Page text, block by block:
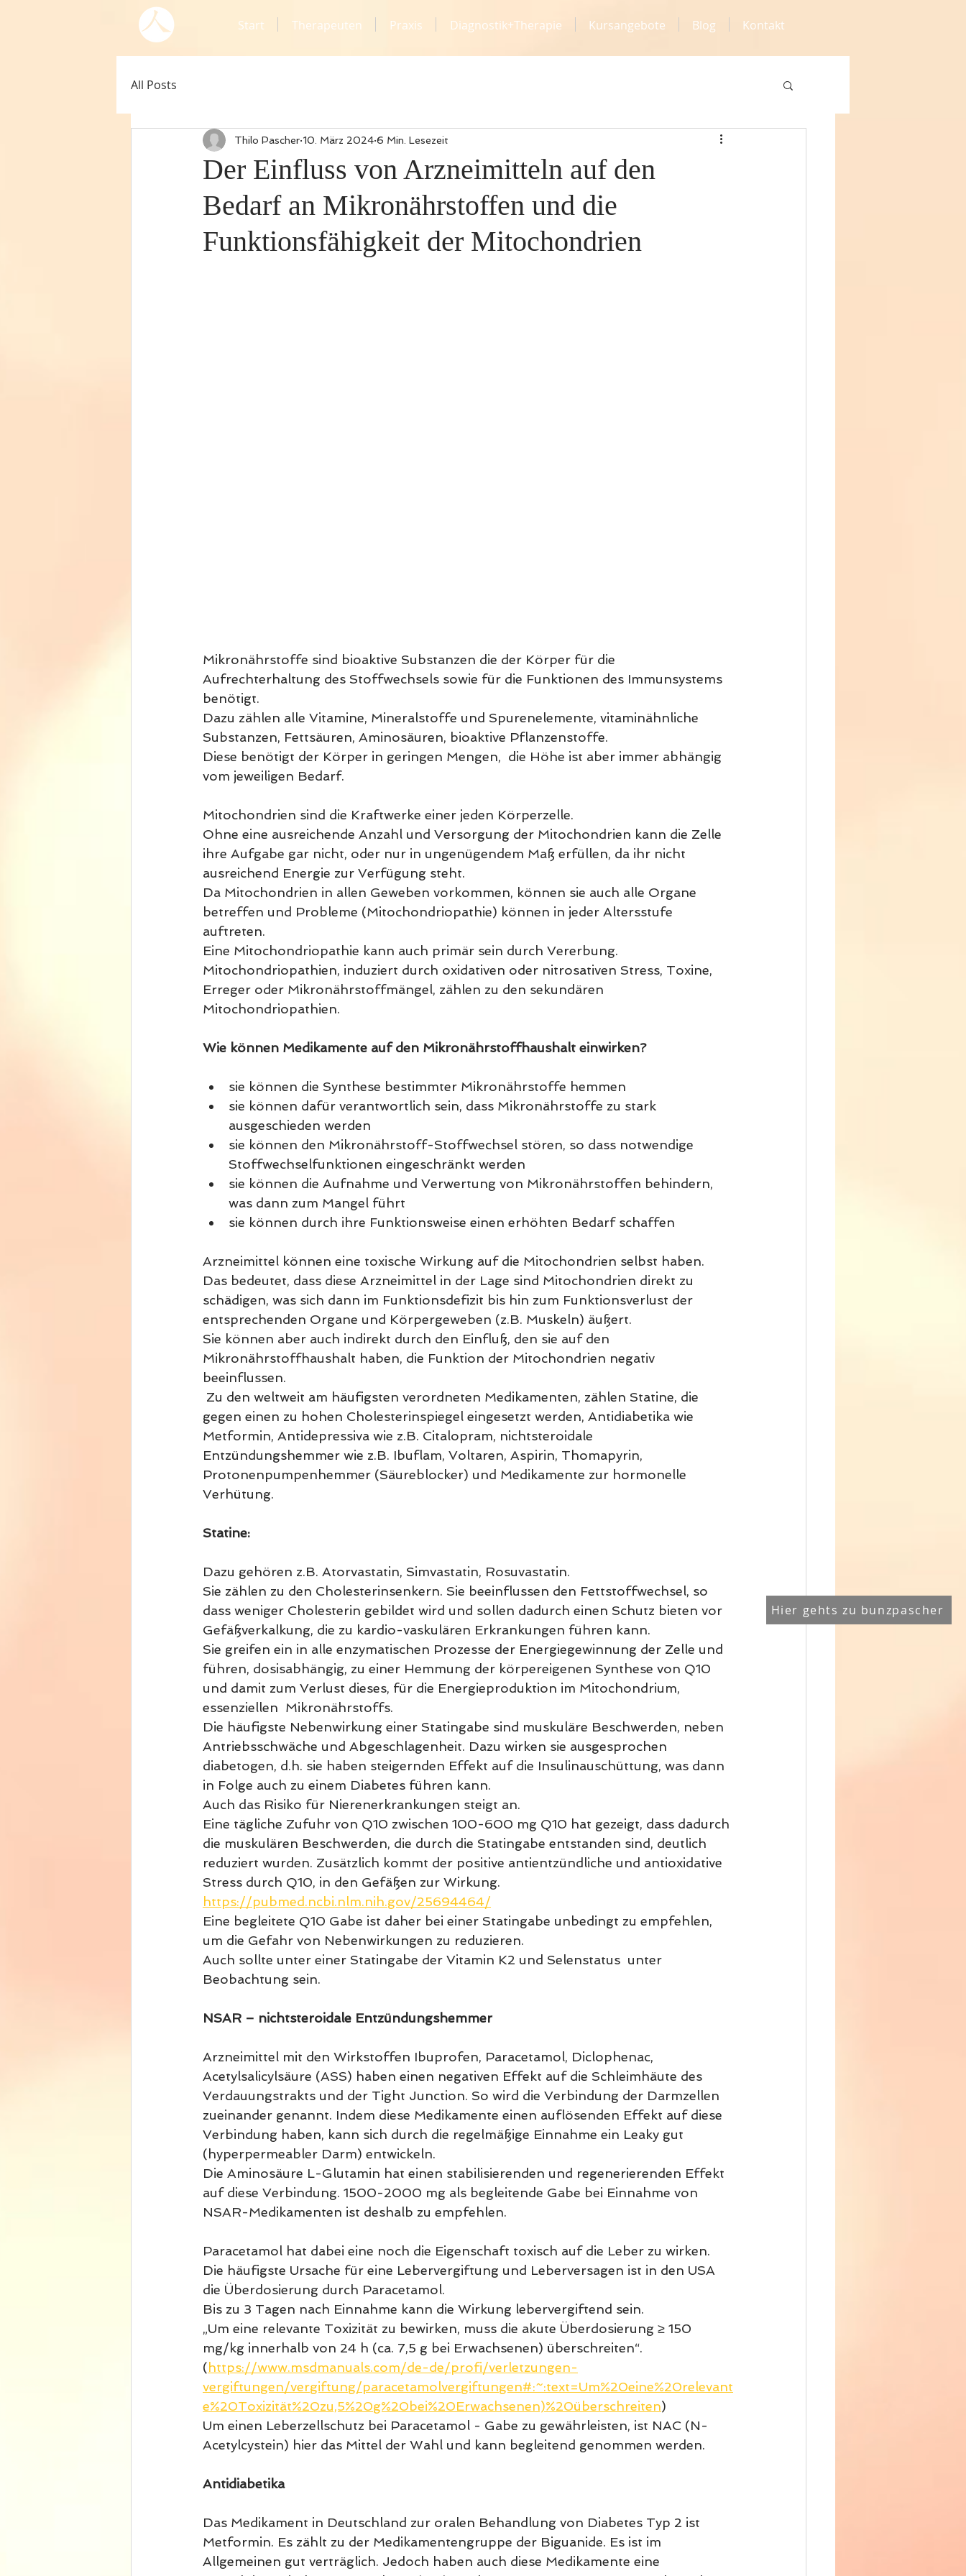
Start Therapeuten Praxis Diagnostik+Therapie Kursangebote Blog Kontakt
Hier gehts zu bunzpascher
All Posts
Der Einfluss von Arzneimitteln auf den
Bedarf an Mikronährstoffen und die
Funktionsfähigkeit der Mitochondrien
Thilo Pascher 10. März 2024 6 Min. Lesezeit
Mikronährstoffe sind bioaktive Substanzen die der Körper für die
Aufrechterhaltung des Stoffwechsels sowie für die Funktionen des Immunsystems
benötigt.
Dazu zählen alle Vitamine, Mineralstoffe und Spurenelemente, vitaminähnliche
Substanzen, Fettsäuren, Aminosäuren, bioaktive Pflanzenstoffe.
Diese benötigt der Körper in geringen Mengen,  die Höhe ist aber immer abhängig
vom jeweiligen Bedarf.
Mitochondrien sind die Kraftwerke einer jeden Körperzelle.
Ohne eine ausreichende Anzahl und Versorgung der Mitochondrien kann die Zelle
ihre Aufgabe gar nicht, oder nur in ungenügendem Maß erfüllen, da ihr nicht
ausreichend Energie zur Verfügung steht.
Da Mitochondrien in allen Geweben vorkommen, können sie auch alle Organe
betreffen und Probleme (Mitochondriopathie) können in jeder Altersstufe
auftreten.
Eine Mitochondriopathie kann auch primär sein durch Vererbung.
Mitochondriopathien, induziert durch oxidativen oder nitrosativen Stress, Toxine,
Erreger oder Mikronährstoffmängel, zählen zu den sekundären
Mitochondriopathien.
Wie können Medikamente auf den Mikronährstoffhaushalt einwirken?
sie können die Synthese bestimmter Mikronährstoffe hemmen
sie können dafür verantwortlich sein, dass Mikronährstoffe zu stark
ausgeschieden werden
sie können den Mikronährstoff-Stoffwechsel stören, so dass notwendige
Stoffwechselfunktionen eingeschränkt werden
sie können die Aufnahme und Verwertung von Mikronährstoffen behindern,
was dann zum Mangel führt
sie können durch ihre Funktionsweise einen erhöhten Bedarf schaffen
Arzneimittel können eine toxische Wirkung auf die Mitochondrien selbst haben.
Das bedeutet, dass diese Arzneimittel in der Lage sind Mitochondrien direkt zu
schädigen, was sich dann im Funktionsdefizit bis hin zum Funktionsverlust der
entsprechenden Organe und Körpergeweben (z.B. Muskeln) äußert.
Sie können aber auch indirekt durch den Einfluß, den sie auf den
Mikronährstoffhaushalt haben, die Funktion der Mitochondrien negativ
beeinflussen.
Zu den weltweit am häufigsten verordneten Medikamenten, zählen Statine, die
gegen einen zu hohen Cholesterinspiegel eingesetzt werden, Antidiabetika wie
Metformin, Antidepressiva wie z.B. Citalopram, nichtsteroidale
Entzündungshemmer wie z.B. Ibuflam, Voltaren, Aspirin, Thomapyrin,
Protonenpumpenhemmer (Säureblocker) und Medikamente zur hormonelle
Verhütung.
Statine:
Dazu gehören z.B. Atorvastatin, Simvastatin, Rosuvastatin.
Sie zählen zu den Cholesterinsenkern. Sie beeinflussen den Fettstoffwechsel, so
dass weniger Cholesterin gebildet wird und sollen dadurch einen Schutz bieten vor
Gefäßverkalkung, die zu kardio-vaskulären Erkrankungen führen kann.
Sie greifen ein in alle enzymatischen Prozesse der Energiegewinnung der Zelle und
führen, dosisabhängig, zu einer Hemmung der körpereigenen Synthese von Q10
und damit zum Verlust dieses, für die Energieproduktion im Mitochondrium,
essenziellen  Mikronährstoffs.
Die häufigste Nebenwirkung einer Statingabe sind muskuläre Beschwerden, neben
Antriebsschwäche und Abgeschlagenheit. Dazu wirken sie ausgesprochen
diabetogen, d.h. sie haben steigernden Effekt auf die Insulinauschüttung, was dann
in Folge auch zu einem Diabetes führen kann.
Auch das Risiko für Nierenerkrankungen steigt an.
Eine tägliche Zufuhr von Q10 zwischen 100-600 mg Q10 hat gezeigt, dass dadurch
die muskulären Beschwerden, die durch die Statingabe entstanden sind, deutlich
reduziert wurden. Zusätzlich kommt der positive antientzündliche und antioxidative
Stress durch Q10, in den Gefäßen zur Wirkung.
https://pubmed.ncbi.nlm.nih.gov/25694464/
Eine begleitete Q10 Gabe ist daher bei einer Statingabe unbedingt zu empfehlen,
um die Gefahr von Nebenwirkungen zu reduzieren.
Auch sollte unter einer Statingabe der Vitamin K2 und Selenstatus  unter
Beobachtung sein.
NSAR – nichtsteroidale Entzündungshemmer
Arzneimittel mit den Wirkstoffen Ibuprofen, Paracetamol, Diclophenac,
Acetylsalicylsäure (ASS) haben einen negativen Effekt auf die Schleimhäute des
Verdauungstrakts und der Tight Junction. So wird die Verbindung der Darmzellen
zueinander genannt. Indem diese Medikamente einen auflösenden Effekt auf diese
Verbindung haben, kann sich durch die regelmäßige Einnahme ein Leaky gut
(hyperpermeabler Darm) entwickeln.
Die Aminosäure L-Glutamin hat einen stabilisierenden und regenerierenden Effekt
auf diese Verbindung. 1500-2000 mg als begleitende Gabe bei Einnahme von
NSAR-Medikamenten ist deshalb zu empfehlen.
Paracetamol hat dabei eine noch die Eigenschaft toxisch auf die Leber zu wirken.
Die häufigste Ursache für eine Lebervergiftung und Leberversagen ist in den USA
die Überdosierung durch Paracetamol.
Bis zu 3 Tagen nach Einnahme kann die Wirkung lebervergiftend sein.
„Um eine relevante Toxizität zu bewirken, muss die akute Überdosierung ≥ 150
mg/kg innerhalb von 24 h (ca. 7,5 g bei Erwachsenen) überschreiten“.
(https://www.msdmanuals.com/de-de/profi/verletzungen-
vergiftungen/vergiftung/paracetamolvergiftungen#:~:text=Um%20eine%20relevant
e%20Toxizität%20zu,5%20g%20bei%20Erwachsenen)%20überschreiten)
Um einen Leberzellschutz bei Paracetamol - Gabe zu gewährleisten, ist NAC (N-
Acetylcystein) hier das Mittel der Wahl und kann begleitend genommen werden.
Antidiabetika
Das Medikament in Deutschland zur oralen Behandlung von Diabetes Typ 2 ist
Metformin. Es zählt zu der Medikamentengruppe der Biguanide. Es ist im
Allgemeinen gut verträglich. Jedoch haben auch diese Medikamente eine